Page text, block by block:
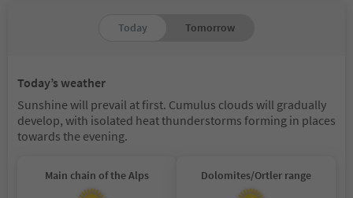
Today Tomorrow
Today’s weather
Sunshine will prevail at first. Cumulus clouds will gradually
develop, with isolated heat thunderstorms forming in places
towards the evening.
Main chain of the Alps Dolomites/Ortler range